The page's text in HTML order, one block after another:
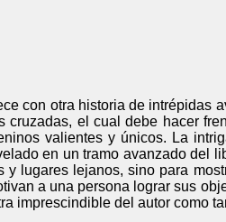
con otra historia de intrépidas
cruzadas, el cual debe hacer
valientes y únicos. La
en un tramo avanzado del
y lugares lejanos, sino para
a una persona lograr sus
imprescindible del autor como